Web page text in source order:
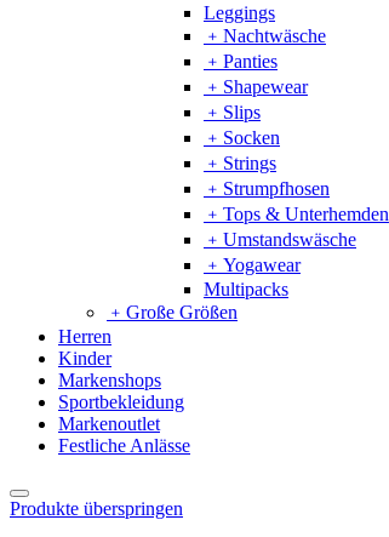
Leggings
﹢ Nachtwäsche
﹢ Panties
﹢ Shapewear
﹢ Slips
﹢ Socken
﹢ Strings
﹢ Strumpfhosen
﹢ Tops & Unterhemden
﹢ Umstandswäsche
﹢ Yogawear
Multipacks
﹢ Große Größen
Herren
Kinder
Markenshops
Sportbekleidung
Markenoutlet
Festliche Anlässe
Produkte überspringen